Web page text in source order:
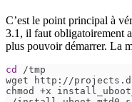
C’est le point principal à
3.1, il faut obligatoirement
plus pouvoir démarrer. La
cd